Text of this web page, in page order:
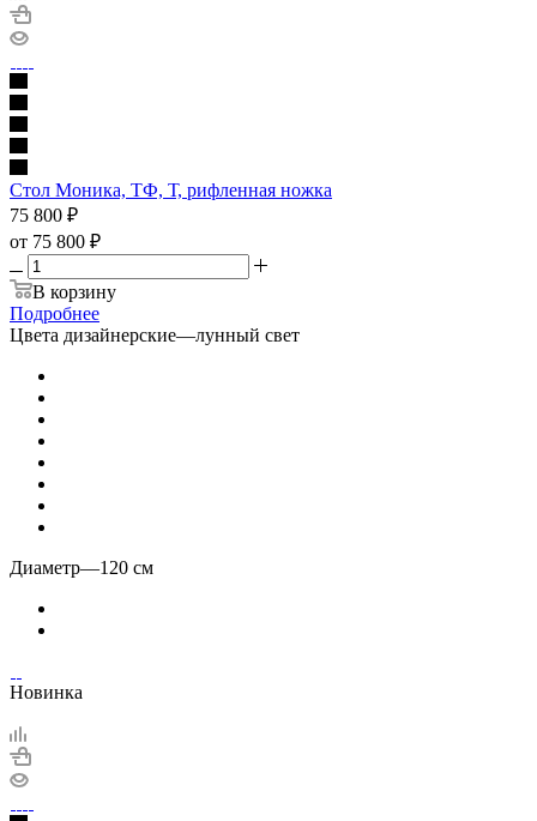
Стол Моника, ТФ, Т, рифленная ножка
75 800 ₽
от 75 800 ₽
В корзину
Подробнее
Цвета дизайнерские—лунный свет
Диаметр—120 см
Новинка